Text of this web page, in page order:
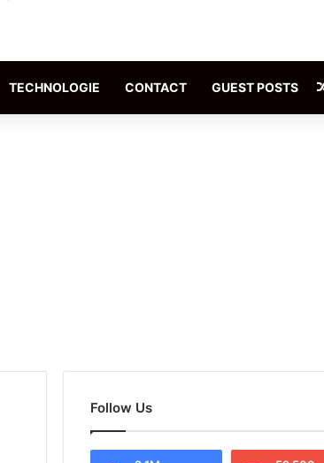
TECHNOLOGIE CONTACT GUEST POSTS
Follow Us